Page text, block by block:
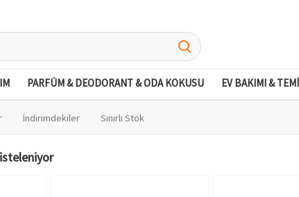
PARFÜM & DEODORANT & ODA KOKUSU EV BAKIMI &
İndirimdekiler Sınırlı Stok